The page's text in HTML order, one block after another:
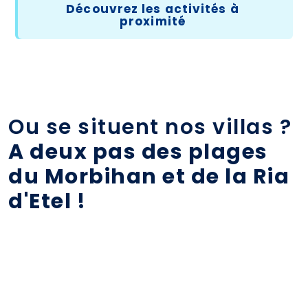
Découvrez les activités à
proximité
Ou se situent nos villas ?
A deux pas des plages
du Morbihan et de la Ria
d'Etel !